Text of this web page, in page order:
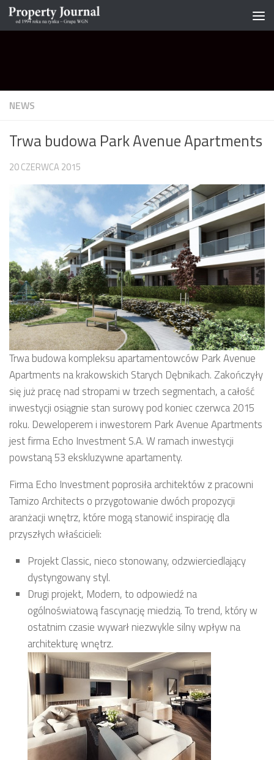
Skip to content
NEWS
Trwa budowa Park Avenue Apartments
20 CZERWCA 2015
Trwa budowa kompleksu apartamentowców Park Avenue
Apartments na krakowskich Starych Dębnikach. Zakończyły
się już pracę nad stropami w trzech segmentach, a całość
inwestycji osiągnie stan surowy pod koniec czerwca 2015
roku. Deweloperem i inwestorem Park Avenue Apartments
jest firma Echo Investment S.A. W ramach inwestycji
powstaną 53 ekskluzywne apartamenty.
Firma Echo Investment poprosiła architektów z pracowni
Tamizo Architects o przygotowanie dwóch propozycji
aranżacji wnętrz, które mogą stanowić inspirację dla
przyszłych właścicieli:
Projekt Classic, nieco stonowany, odzwierciedlający
dystyngowany styl.
Drugi projekt, Modern, to odpowiedź na
ogólnoświatową fascynację miedzią. To trend, który w
ostatnim czasie wywarł niezwykle silny wpływ na
architekturę wnętrz.